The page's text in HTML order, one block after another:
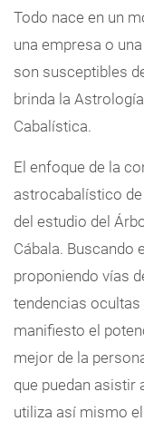
Todo nace en un
una empresa o
son susceptibles
brinda la
Cabalística.
El enfoque de la
astrocabalístico
del estudio del
Cábala. Buscando
proponiendo vías
tendencias ocultas
manifiesto el
mejor de la
que puedan asistir
utiliza así mismo